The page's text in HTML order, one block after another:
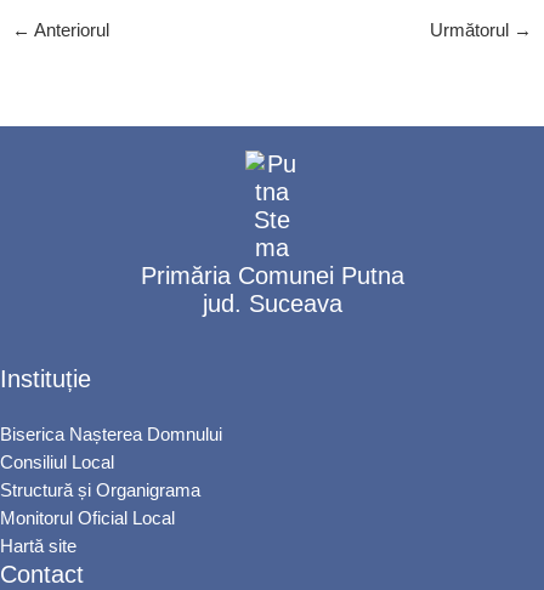
← Anteriorul Următorul →
Primăria Comunei Putna
jud. Suceava
Instituție
Biserica Nașterea Domnului
Consiliul Local
Structură și Organigrama
Monitorul Oficial Local
Hartă site
Contact